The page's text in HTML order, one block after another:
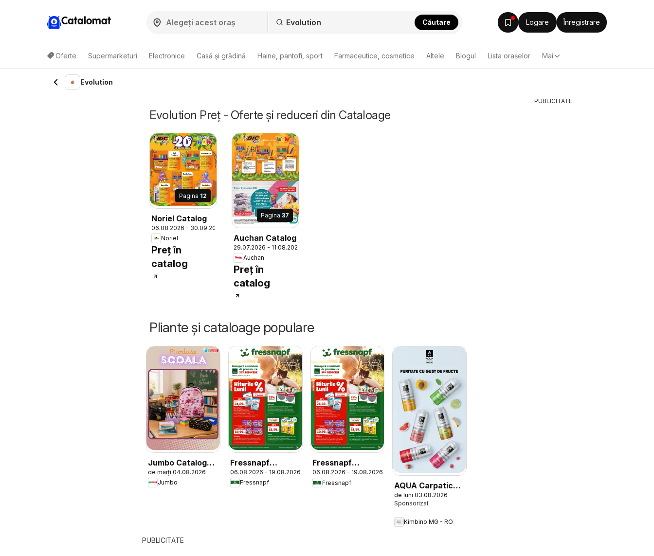
Catalomat Căutare Logare Înregistrare
Oferte Supermarketuri Electronice Casă și grădină Haine, pantofi, sport Farmaceutice, cosmetice Altele Blogul Lista oraşelor Mai
Evolution
Evolution Preț - Oferte și reduceri din Cataloage
Pagina 12
Noriel Catalog
06.08.2026 - 30.09.2026
Noriel
Preț în
catalog
Pagina 37
Auchan Catalog
29.07.2026 - 11.08.2026
Auchan
Preț în
catalog
Pliante și cataloage populare
Jumbo Catalog
nou
de marți 04.08.2026
Jumbo
Fressnapf
Catalog
06.08.2026 - 19.08.2026
Fressnapf
Fressnapf
Catalog
06.08.2026 - 19.08.2026
Fressnapf
AQUA Carpatica
Flavours
de luni 03.08.2026
Kimbino MG - RO
PUBLICITATE
PUBLICITATE